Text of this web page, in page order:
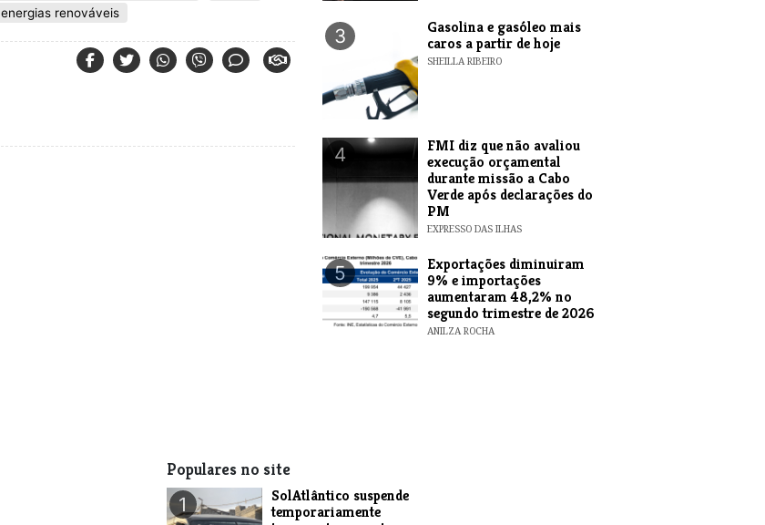
energias renováveis
3
Gasolina e gasóleo mais
caros a partir de hoje
SHEILLA RIBEIRO
4
FMI diz que não avaliou
execução orçamental
durante missão a Cabo
Verde após declarações do
PM
EXPRESSO DAS ILHAS
5
Exportações diminuiram
9% e importações
aumentaram 48,2% no
segundo trimestre de 2026
ANILZA ROCHA
Populares no site
1
SolAtlântico suspende
temporariamente